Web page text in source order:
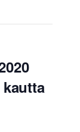
kautta